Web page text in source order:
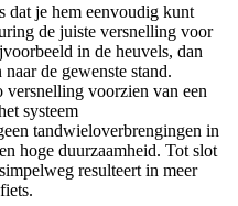
dat je hem eenvoudig kunt
de juiste versnelling voor
in de heuvels, dan
de gewenste stand.
versnelling voorzien van een
systeem
tandwieloverbrengingen in
hoge duurzaamheid. Tot slot
resulteert in meer